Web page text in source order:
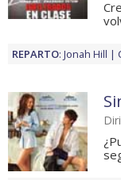
REPARTO: Jonah Hill